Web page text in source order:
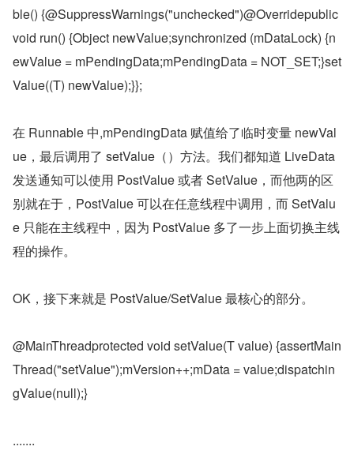
ble() {@SuppressWarnings("unchecked")@Overridepublic
void run() {Object newValue;synchronized (mDataLock) {n
ewValue = mPendingData;mPendingData = NOT_SET;}set
Value((T) newValue);}};
在 Runnable 中,mPendingData 赋值给了临时变量 newVal
ue，最后调用了 setValue（）方法。我们都知道 LiveData
发送通知可以使用 PostValue 或者 SetValue，而他两的区
别就在于，PostValue 可以在任意线程中调用，而 SetValu
e 只能在主线程中，因为 PostValue 多了一步上面切换主线
程的操作。
OK，接下来就是 PostValue/SetValue 最核心的部分。
@MainThreadprotected void setValue(T value) {assertMain
Thread("setValue");mVersion++;mData = value;dispatchin
gValue(null);}
.......